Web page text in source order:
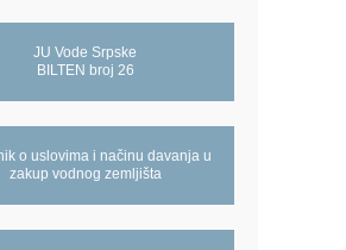
JU Vode Srpske
BILTEN broj 26
o uslovima i načinu davanja u
zakup vodnog zemljišta